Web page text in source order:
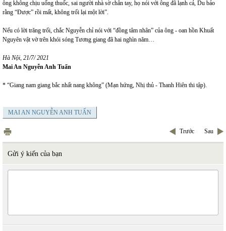
ông không chịu uống thuốc, sai người nhà sờ chân tay, họ nói với ông đã lạnh cả, Du bảo
rằng “Được” rồi mất, không trối lại một lời”.
Nếu có lời trăng trối, chắc Nguyễn chỉ nói với “đồng tâm nhân” của ông - oan hồn Khuất
Nguyên vật vờ trên khói sóng Tương giang đã hai nghìn năm…
Hà Nội, 21/7/ 2021
Mai An Nguyễn Anh Tuấn
* “Giang nam giang bắc nhất nang không” (Mạn hứng, Nhị thủ - Thanh Hiên thi tập).
MAI AN NGUYỄN ANH TUẤN
Trước Sau
Gửi ý kiến của bạn